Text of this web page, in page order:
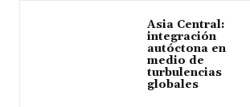
Asia Central:
integración
autóctona en
medio de
turbulencias
globales